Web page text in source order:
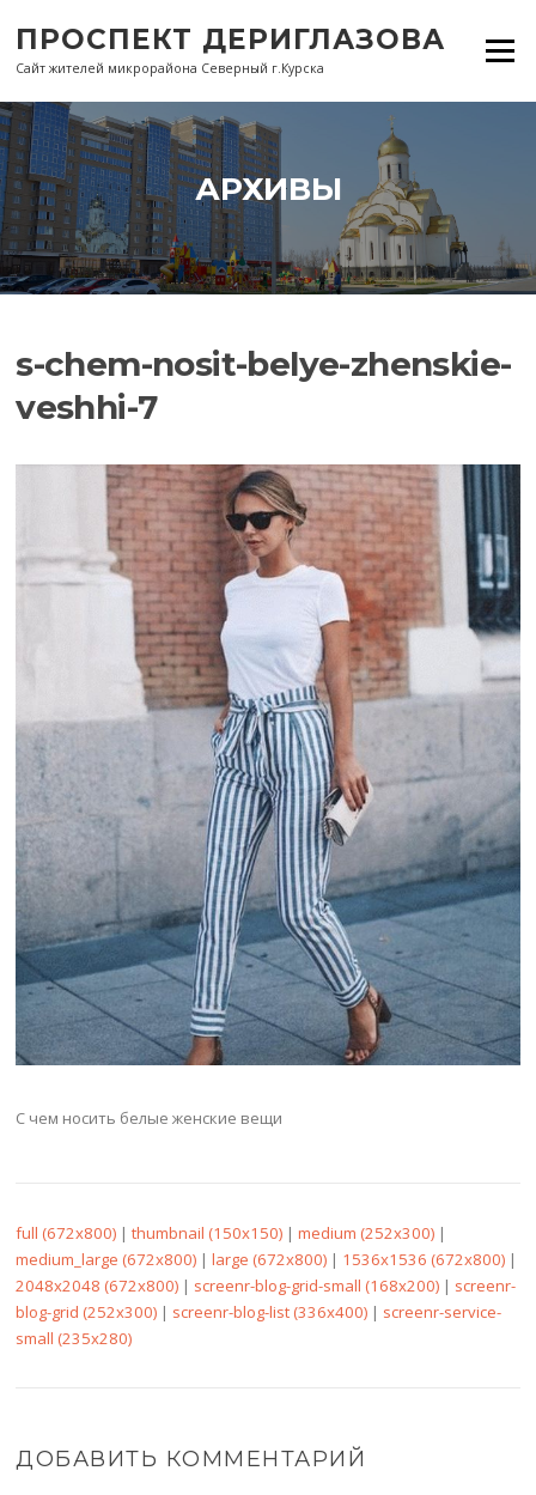
содержанию
ПРОСПЕКТ ДЕРИГЛАЗОВА
Сайт жителей микрорайона Северный г.Курска
Меню
АРХИВЫ
s-chem-nosit-belye-zhenskie-
veshhi-7
С чем носить белые женские вещи
full (672x800) |thumbnail (150x150) |medium (252x300) |
medium_large (672x800) |large (672x800) | 1536x1536 (672x800) |
2048x2048 (672x800) | screenr-blog-grid-small (168x200) | screenr-
blog-grid (252x300) | screenr-blog-list (336x400) | screenr-service-
small (235x280)
ДОБАВИТЬ КОММЕНТАРИЙ